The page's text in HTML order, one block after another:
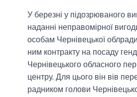
У березні у підозрюваного
наданні неправомірної
особам Чернівецької
ним контракту на посаду
Чернівецького обласного
центру. Для цього він вів
радником голови